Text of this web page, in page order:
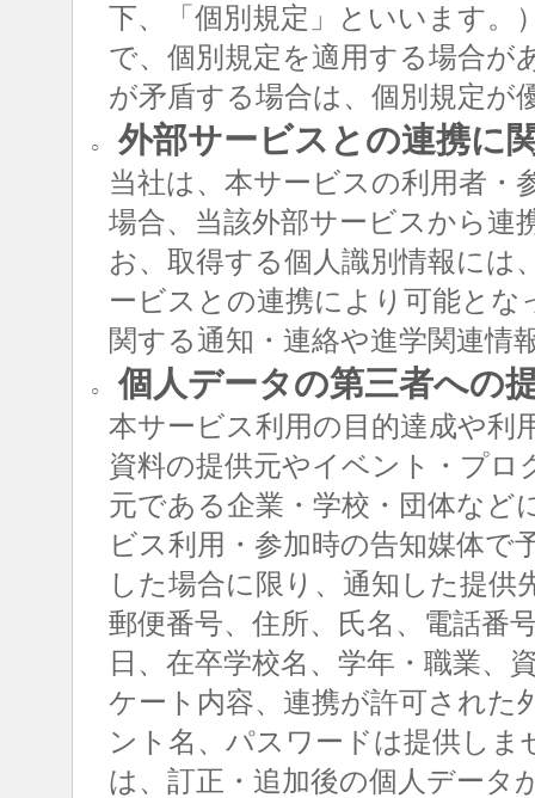
下、「個別規定」といいます。
で、個別規定を適用する場合が
が矛盾する場合は、個別規定が
○ 外部サービスとの連携に
当社は、本サービスの利用者・
場合、当該外部サービスから連
お、取得する個人識別情報には
ービスとの連携により可能と
関する通知・連絡や進学関連情
○ 個人データの第三者への
本サービス利用の目的達成や利
資料の提供元やイベント・プロ
元である企業・学校・団体など
ビス利用・参加時の告知媒体で
した場合に限り、通知した提
郵便番号、住所、氏名、電話番
日、在卒学校名、学年・職業、
ケート内容、連携が許可された
ント名、パスワードは提供し
は、訂正・追加後の個人データ